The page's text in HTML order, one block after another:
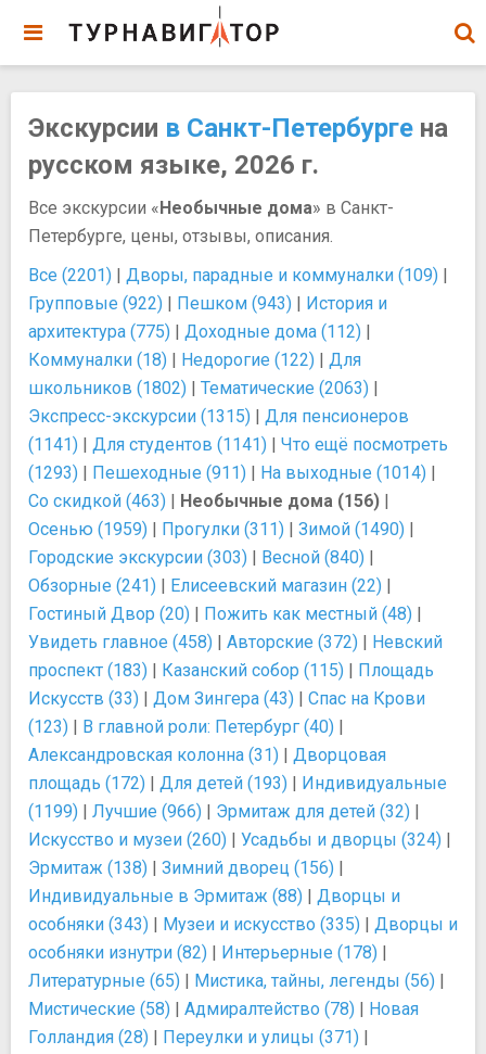
Экскурсии в Санкт-Петербурге на
русском языке, 2026 г.
Все экскурсии «Необычные дома» в Санкт-
Петербурге, цены, отзывы, описания.
Все (2201) | Дворы, парадные и коммуналки (109) |
Групповые (922) | Пешком (943) | История и
архитектура (775) | Доходные дома (112) |
Коммуналки (18) | Недорогие (122) | Для
школьников (1802) | Тематические (2063) |
Экспресс-экскурсии (1315) | Для пенсионеров
(1141) | Для студентов (1141) | Что ещё посмотреть
(1293) | Пешеходные (911) | На выходные (1014) |
Со скидкой (463) | Необычные дома (156) |
Осенью (1959) | Прогулки (311) | Зимой (1490) |
Городские экскурсии (303) | Весной (840) |
Обзорные (241) | Елисеевский магазин (22) |
Гостиный Двор (20) | Пожить как местный (48) |
Увидеть главное (458) | Авторские (372) | Невский
проспект (183) | Казанский собор (115) | Площадь
Искусств (33) | Дом Зингера (43) | Спас на Крови
(123) | В главной роли: Петербург (40) |
Александровская колонна (31) | Дворцовая
площадь (172) | Для детей (193) | Индивидуальные
(1199) | Лучшие (966) | Эрмитаж для детей (32) |
Искусство и музеи (260) | Усадьбы и дворцы (324) |
Эрмитаж (138) | Зимний дворец (156) |
Индивидуальные в Эрмитаж (88) | Дворцы и
особняки (343) | Музеи и искусство (335) | Дворцы и
особняки изнутри (82) | Интерьерные (178) |
Литературные (65) | Мистика, тайны, легенды (56) |
Мистические (58) | Адмиралтейство (78) | Новая
Голландия (28) | Переулки и улицы (371) |